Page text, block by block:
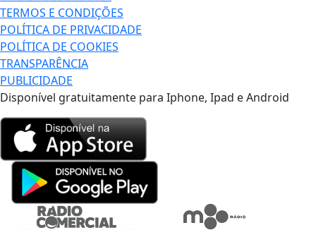
TERMOS E CONDIÇÕES
POLÍTICA DE PRIVACIDADE
POLÍTICA DE COOKIES
TRANSPARÊNCIA
PUBLICIDADE
Disponível gratuitamente para Iphone, Ipad e Android